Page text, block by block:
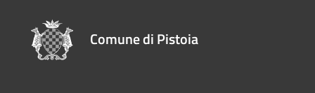
Comune di Pistoia